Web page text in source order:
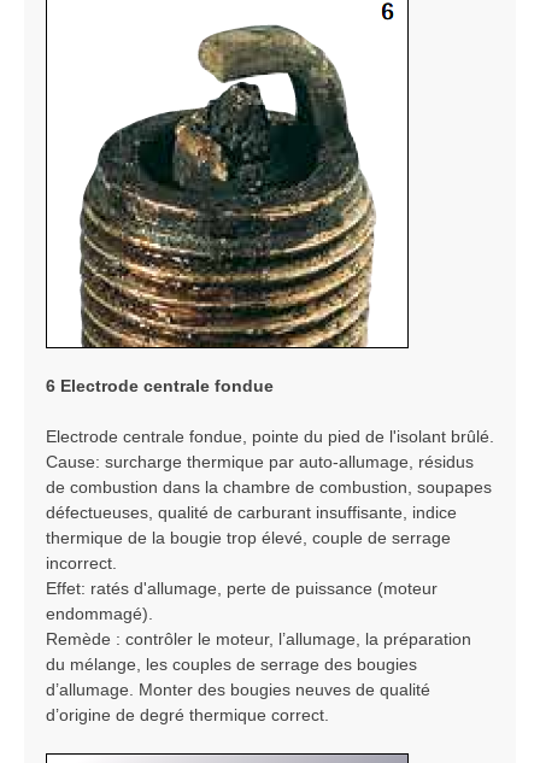
6 Electrode centrale fondue
Electrode centrale fondue, pointe du pied de l'isolant brûlé.
Cause: surcharge thermique par auto-allumage, résidus
de combustion dans la chambre de combustion, soupapes
défectueuses, qualité de carburant insuffisante, indice
thermique de la bougie trop élevé, couple de serrage
incorrect.
Effet: ratés d'allumage, perte de puissance (moteur
endommagé).
Remède : contrôler le moteur, l’allumage, la préparation
du mélange, les couples de serrage des bougies
d’allumage. Monter des bougies neuves de qualité
d’origine de degré thermique correct.